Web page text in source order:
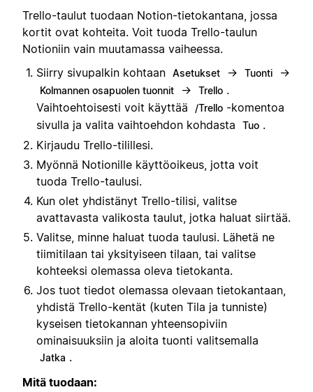
Trello-taulut tuodaan Notion-tietokantana, jossa
kortit ovat kohteita. Voit tuoda Trello-taulun
Notioniin vain muutamassa vaiheessa.
Siirry sivupalkin kohtaan Asetukset → Tuonti →
Kolmannen osapuolen tuonnit → Trello .
Vaihtoehtoisesti voit käyttää
/Trello -komentoa
sivulla ja valita vaihtoehdon kohdasta
Tuo .
Kirjaudu Trello-tilillesi.
Myönnä Notionille käyttöoikeus, jotta voit
tuoda Trello-taulusi.
Kun olet yhdistänyt Trello-tilisi, valitse
avattavasta valikosta taulut, jotka haluat siirtää.
Valitse, minne haluat tuoda taulusi. Lähetä ne
tiimitilaan tai yksityiseen tilaan, tai valitse
kohteeksi olemassa oleva tietokanta.
Jos tuot tiedot olemassa olevaan tietokantaan,
yhdistä Trello-kentät (kuten Tila ja tunniste)
kyseisen tietokannan yhteensopiviin
ominaisuuksiin ja aloita tuonti valitsemalla
Jatka .
Mitä tuodaan: